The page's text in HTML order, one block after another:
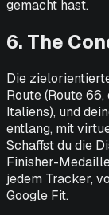
gemacht hast.
6. The
Die
Route (Route
Italiens), und
entlang, mit
Schaffst du die
Finisher-
jedem Tracker,
Google Fit.